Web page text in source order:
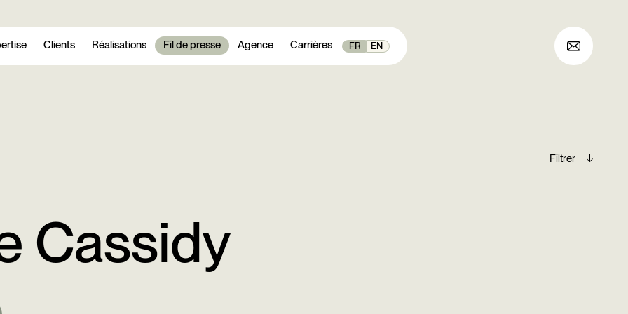
Clients Réalisations Fil de presse Agence Carrières EN
FR
Cassidy